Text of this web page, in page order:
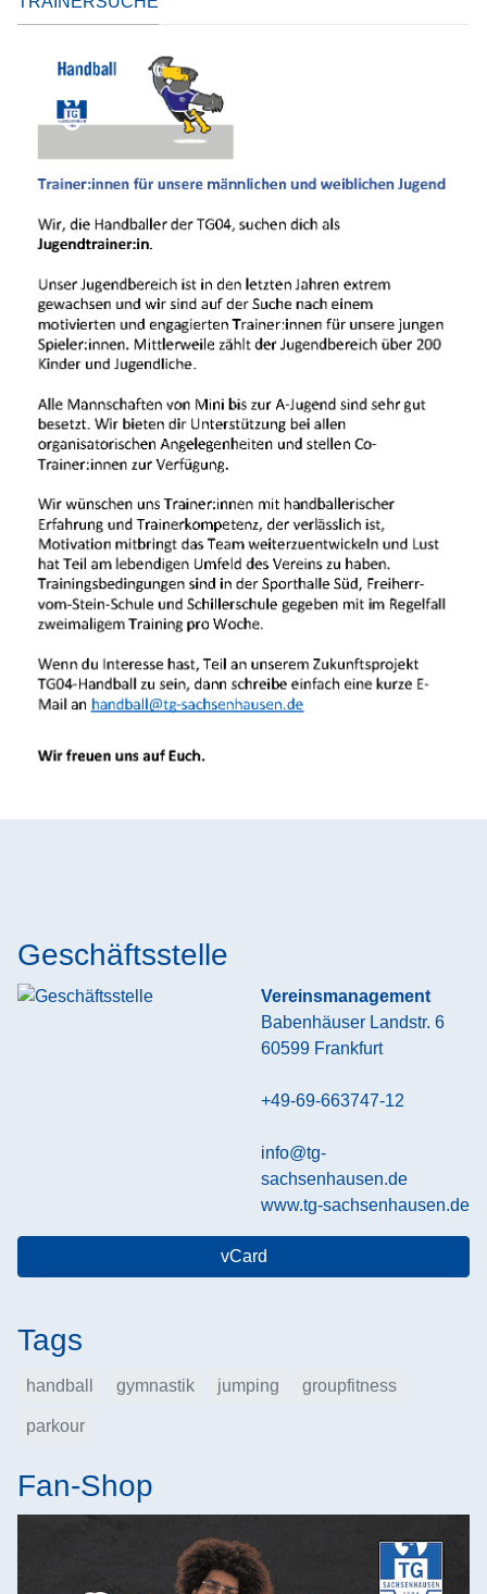
Geschäftsstelle
Vereinsmanagement
Babenhäuser Landstr. 6
60599 Frankfurt
+49-69-663747-12
info@tg-
sachsenhausen.de
www.tg-sachsenhausen.de
vCard
Tags
handball gymnastik jumping groupfitness
parkour
Fan-Shop